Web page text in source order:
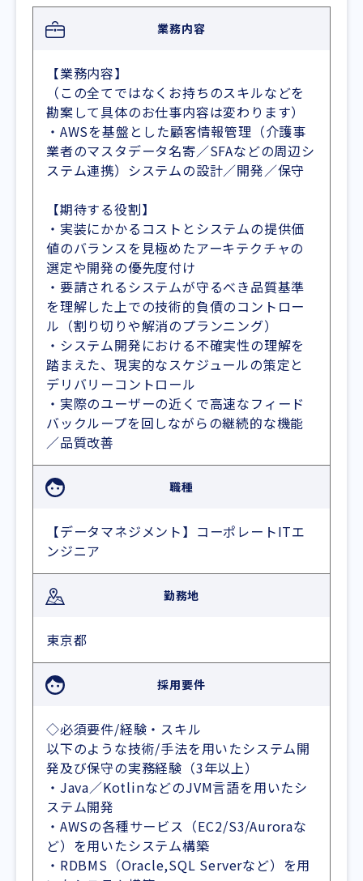
業務内容
【業務内容】
（この全てではなくお持ちのスキルなどを
勘案して具体のお仕事内容は変わります）
・AWSを基盤とした顧客情報管理（介護事
業者のマスタデータ名寄／SFAなどの周辺シ
ステム連携）システムの設計／開発／保守
【期待する役割】
・実装にかかるコストとシステムの提供価
値のバランスを見極めたアーキテクチャの
選定や開発の優先度付け
・要請されるシステムが守るべき品質基準
を理解した上での技術的負債のコントロー
ル（割り切りや解消のプランニング）
・システム開発における不確実性の理解を
踏まえた、現実的なスケジュールの策定と
デリバリーコントロール
・実際のユーザーの近くで高速なフィード
バックループを回しながらの継続的な機能
／品質改善
職種
【データマネジメント】コーポレートITエ
ンジニア
勤務地
東京都
採用要件
◇必須要件/経験・スキル
以下のような技術/手法を用いたシステム開
発及び保守の実務経験（3年以上）
・Java／KotlinなどのJVM言語を用いたシ
ステム開発
・AWSの各種サービス（EC2/S3/Auroraな
ど）を用いたシステム構築
・RDBMS（Oracle,SQL Serverなど）を用